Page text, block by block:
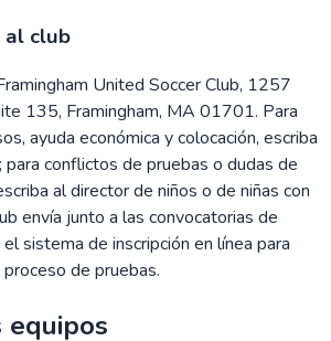
al club
United Soccer Club, 1257
135, Framingham, MA 01701. Para
ayuda económica y colocación, escriba
para conflictos de pruebas o dudas de
al director de niños o de niñas con
envía junto a las convocatorias de
sistema de inscripción en línea para
de pruebas.
equipos